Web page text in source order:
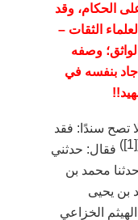
الحكام، وقد
الثقات–
وصفه
جاد بنفسه في
تصح سندًا: فقد
[1]
) فقال: حدثني
محمد بن
بن يحيى
الخزاعي